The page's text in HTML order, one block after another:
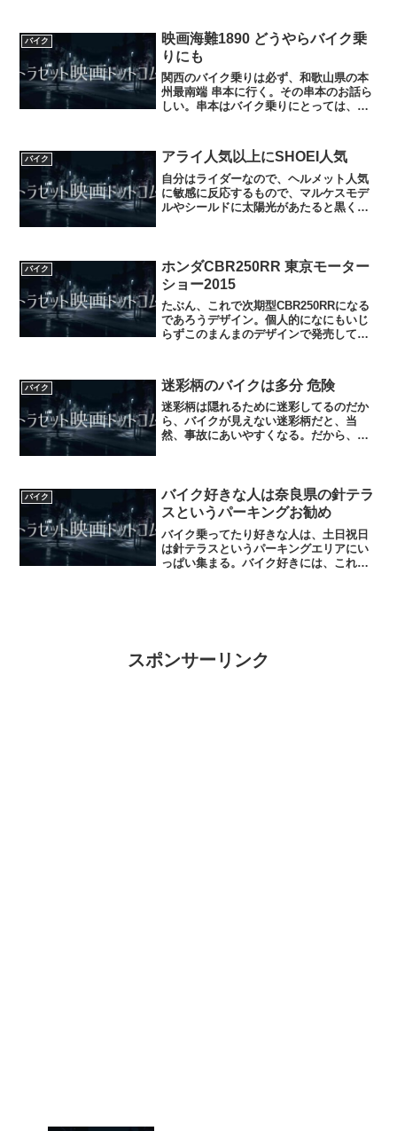
バイク
映画海難1890 どうやらバイク乗
りにも
関西のバイク乗りは必ず、和歌山県の本
州最南端 串本に行く。その串本のお話ら
しい。串本はバイク乗りにとっては、ツ
自分ももっているので、よかったら行っ
てみては♪
バイク アライ人気以上にSHOEI人気
自分はライダーなので、ヘルメット人気
に敏感に反応するもので、マルケスモデ
ルやシールドに太陽光があたると黒くな
た軽さに驚くZ7シリーズ...
バイク
ホンダCBR250RR 東京モーター
ショー2015
たぶん、これで次期型CBR250RRになる
であろうデザイン。個人的になにもいじ
らずこのまんまのデザインで発売してほ
用してすぐにでもフルモデルチェンジし
て発売して...
バイク 迷彩柄のバイクは多分 危険
迷彩柄は隠れるために迷彩してるのだか
ら、バイクが見えない迷彩柄だと、当
然、事故にあいやすくなる。だから、乗
バイク
バイク好きな人は奈良県の針テラ
スというパーキングお勧め
バイク乗ってたり好きな人は、土日祝日
は針テラスというパーキングエリアにい
っぱい集まる。バイク好きには、これは
スポンサーリンク